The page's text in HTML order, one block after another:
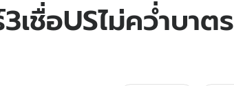
วัยรุ่น
เชื่อUSไม่คว่ำบาตร